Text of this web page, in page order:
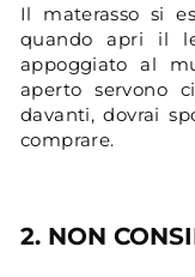
Il materasso si
quando apri il
appoggiato al
aperto servono
davanti, dovrai
comprare.
2. NON